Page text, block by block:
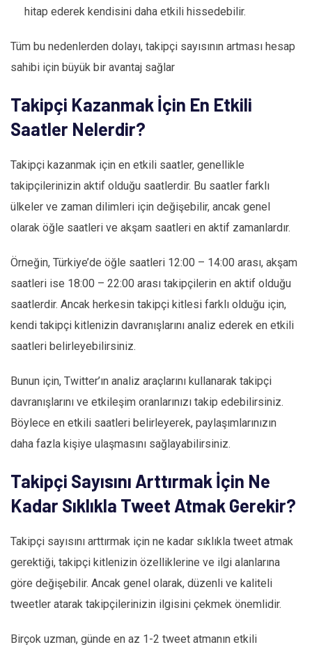
hitap ederek kendisini daha etkili hissedebilir.
Tüm bu nedenlerden dolayı, takipçi sayısının artması hesap
sahibi için büyük bir avantaj sağlar
Takipçi Kazanmak İçin En Etkili
Saatler Nelerdir?
Takipçi kazanmak için en etkili saatler, genellikle
takipçilerinizin aktif olduğu saatlerdir. Bu saatler farklı
ülkeler ve zaman dilimleri için değişebilir, ancak genel
olarak öğle saatleri ve akşam saatleri en aktif zamanlardır.
Örneğin, Türkiye’de öğle saatleri 12:00 – 14:00 arası, akşam
saatleri ise 18:00 – 22:00 arası takipçilerin en aktif olduğu
saatlerdir. Ancak herkesin takipçi kitlesi farklı olduğu için,
kendi takipçi kitlenizin davranışlarını analiz ederek en etkili
saatleri belirleyebilirsiniz.
Bunun için, Twitter’ın analiz araçlarını kullanarak takipçi
davranışlarını ve etkileşim oranlarınızı takip edebilirsiniz.
Böylece en etkili saatleri belirleyerek, paylaşımlarınızın
daha fazla kişiye ulaşmasını sağlayabilirsiniz.
Takipçi Sayısını Arttırmak İçin Ne
Kadar Sıklıkla Tweet Atmak Gerekir?
Takipçi sayısını arttırmak için ne kadar sıklıkla tweet atmak
gerektiği, takipçi kitlenizin özelliklerine ve ilgi alanlarına
göre değişebilir. Ancak genel olarak, düzenli ve kaliteli
tweetler atarak takipçilerinizin ilgisini çekmek önemlidir.
Birçok uzman, günde en az 1-2 tweet atmanın etkili